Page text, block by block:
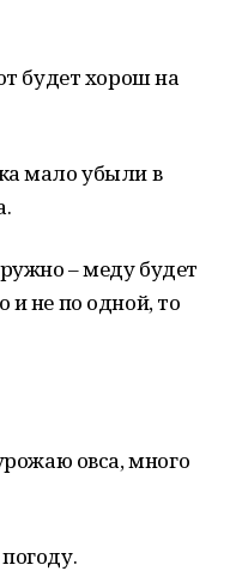
будет хорош на
мало убыли в
– меду будет
не по одной, то
овса, много